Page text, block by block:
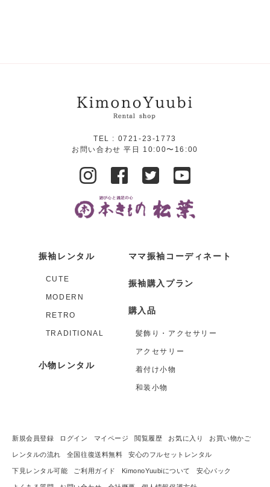
TEL : 0721-23-1773
お問い合わせ 平日 10:00〜16:00
振袖レンタル
CUTE
MODERN
RETRO
TRADITIONAL
小物レンタル
ママ振袖コーディネート
振袖購入プラン
購入品
髪飾り・アクセサリー
アクセサリー
着付け小物
和装小物
新規会員登録 ログイン マイページ 閲覧履歴 お気に入り お買い物かご
レンタルの流れ 全国往復送料無料 安心のフルセットレンタル
下見レンタル可能 ご利用ガイド KimonoYuubiについて 安心パック